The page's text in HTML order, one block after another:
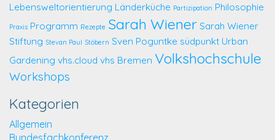
Lebensweltorientierung Länderküche Partizipation Philosophie
Praxis Programm Rezepte Sarah Wiener Sarah Wiener
Stiftung Stevan Paul Stöbern Sven Poguntke südpunkt Urban
Gardening vhs.cloud vhs Bremen Volkshochschule
Workshops
Kategorien
Allgemein
Bundesfachkonferenz